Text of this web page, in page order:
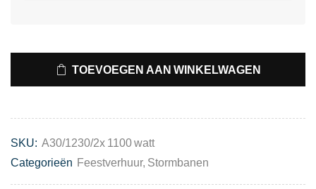
TOEVOEGEN AAN WINKELWAGEN
SKU: A30/1230/2x 1100 watt
Categorieën Feestverhuur, Stormbanen